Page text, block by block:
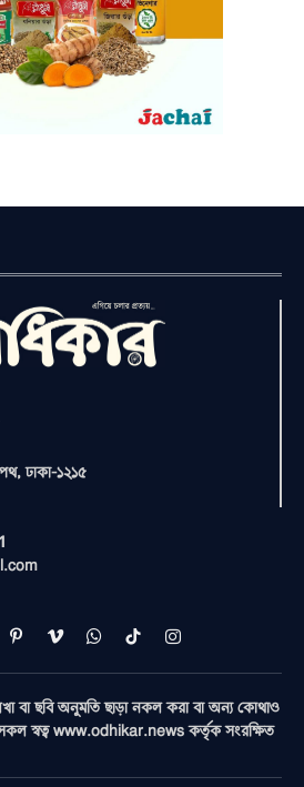
ঢাকা-১২১৫
PinterestVimeoWhatsAppTikTokInstagram
বা ছবি অনুমতি ছাড়া নকল করা বা অন্য কোথাও
স্বত্ব www.odhikar.news কর্তৃক সংরক্ষিত